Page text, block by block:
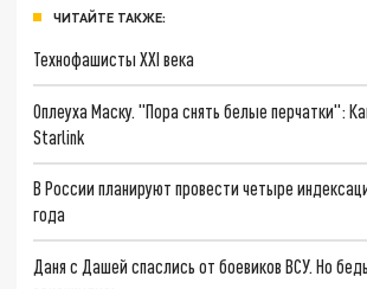
ЧИТАЙТЕ ТАКЖЕ:
Технофашисты XXI века
Оплеуха Маску. "Пора снять белые перчатки":
Starlink
В России планируют провести четыре
года
Даня с Дашей спаслись от боевиков ВСУ. Но